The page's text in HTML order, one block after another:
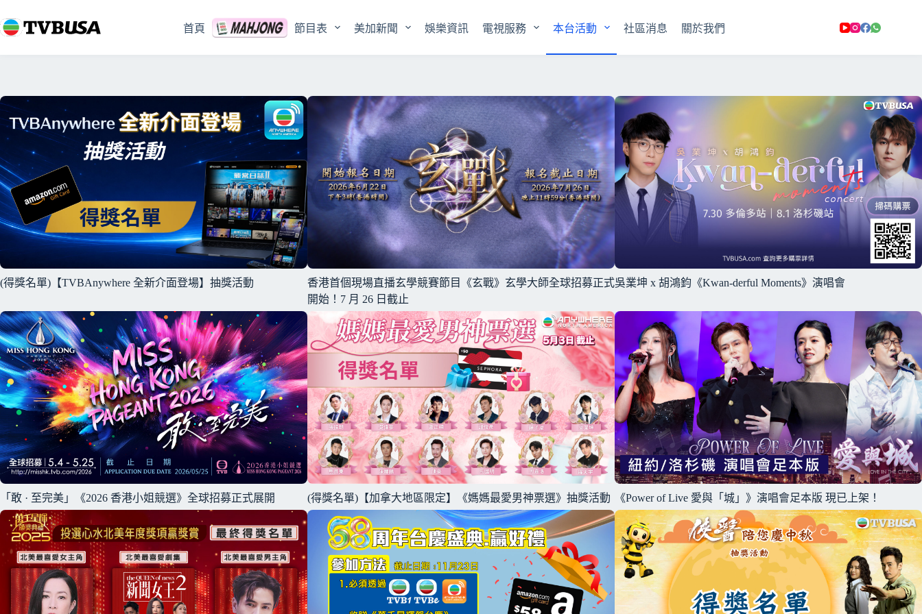
至
要
首頁 節目表 美加新聞 娛樂資訊 電視服務 本台活動 社區消息 關於我們
(得獎名單)【TVBAnywhere 全新介面登場】抽獎活動
香港首個現場直播玄學競賽節目《玄戰》玄學大師全球招募正式
開始！7 月 26 日截止
吳業坤 x 胡鴻鈞《Kwan-derful Moments》演唱會
「敢 · 至完美」《2026 香港小姐競選》全球招募正式展開 (得獎名單)【加拿大地區限定】《媽媽最愛男神票選》抽獎活動 《Power of Live 愛與「城」》演唱會足本版 現已上架！